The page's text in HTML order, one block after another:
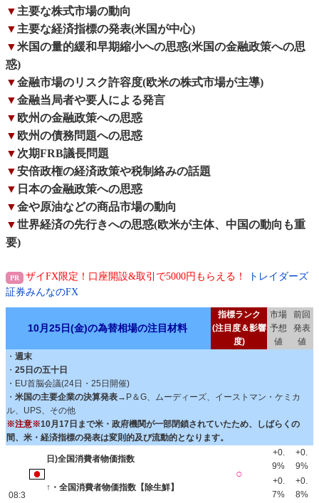
▼主要な株式市場の動向
▼主要な経済指標の発表(米国が中心)
▼米国の量的緩和早期縮小への思惑(米国の金融政策への思
惑)
▼金融市場のリスク許容度(欧米の株式市場が主導)
▼金融当局者や要人による発言
▼ 欧州の金融政策への思惑
▼ 欧州の債務問題への思惑
▼ 次期FRB議長問題
▼安倍政権の経済政策や税制絡みの話題
▼ 日本の金融政策への思惑
▼金や原油などの商品市場の動向
▼世界経済の先行きへの思惑(欧米が主体、中国の動向も重
要)
ザイFX限定！口座開設&取引で5000円もらえる！
トレイダーズ
証券みんなのFX
10月25日(金)の為替相場の注目材料
指標ランク
(注目度＆影響
度)
市場
予想
値
前回
発表
値
・ 週末
・ 25日の五十日
・EU首脳会議(24日・25日開催)
・ 米国の主要企業の決算発表→P＆G、ムーディーズ、イーストマン・ケミカ
ル、UPS、その他
※注意※10月17日まで米・政府機関が一部閉鎖されていたため、しばらくの
間、米・経済指標の発表は変則的及び流動的となります。
08:3
日)全国消費者物価指数
○
+0.
9%
+0.
9%
↑・全国消費者物価指数【除生鮮】
+0.
7%
+0.
8%